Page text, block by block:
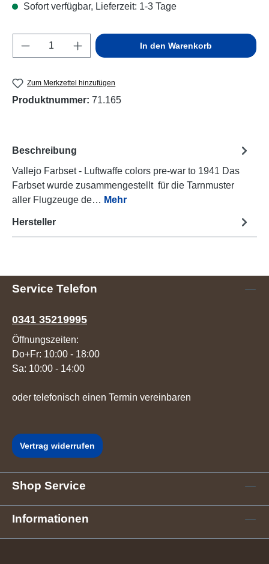
Sofort verfügbar, Lieferzeit: 1-3 Tage
Produkt Anzahl: Gib den gewünschten
In den Warenkorb
Zum Merkzettel hinzufügen
Produktnummer: 71.165
Beschreibung
Vallejo Farbset - Luftwaffe colors pre-war to 1941 Das
Farbset wurde zusammengestellt für die Tarnmuster
aller Flugzeuge de… Mehr
Hersteller
Service Telefon
0341 35219995
Öffnungszeiten:
Do+Fr: 10:00 - 18:00
Sa: 10:00 - 14:00
oder telefonisch einen Termin vereinbaren
Vertrag widerrufen
Shop Service
Informationen